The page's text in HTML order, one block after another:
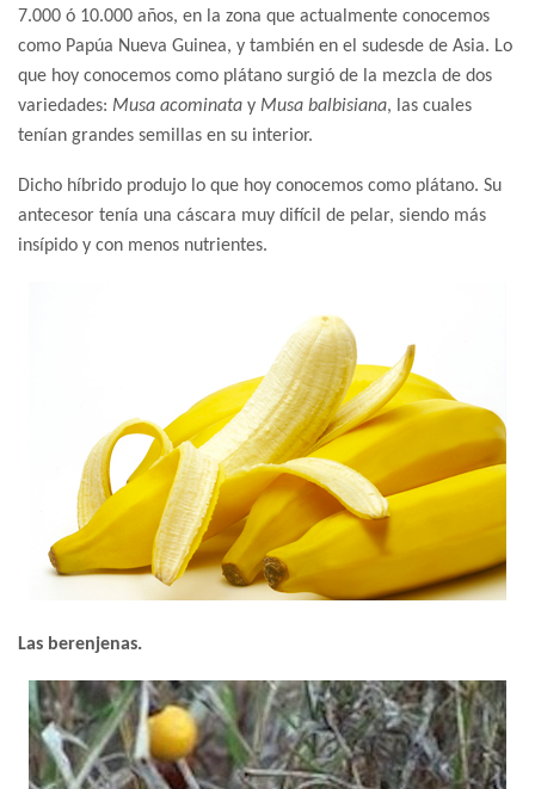
7.000 ó 10.000 años, en la zona que actualmente conocemos
como Papúa Nueva Guinea, y también en el sudesde de Asia. Lo
que hoy conocemos como plátano surgió de la mezcla de dos
variedades: Musa acominata y Musa balbisiana, las cuales
tenían grandes semillas en su interior.
Dicho híbrido produjo lo que hoy conocemos como plátano. Su
antecesor tenía una cáscara muy difícil de pelar, siendo más
insípido y con menos nutrientes.
Las berenjenas.